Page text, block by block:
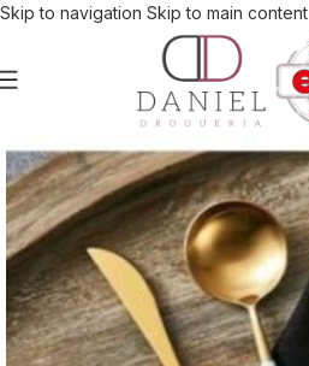
Skip to navigation Skip to main content